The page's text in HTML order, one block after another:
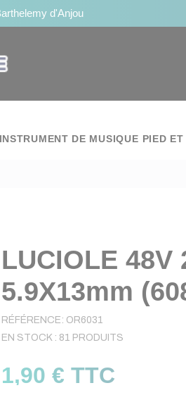
d'Anjou
INSTRUMENT DE MUSIQUE PIED
LUCIOLE 48V
5.9X13mm
RÉFÉRENCE: OR6031
EN STOCK : 81 PRODUITS
1,90 € TTC